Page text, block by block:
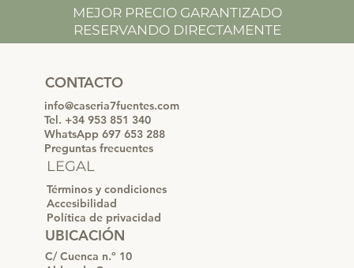
MEJOR PRECIO GARANTIZADO
RESERVANDO DIRECTAMENTE
CONTACTO
Tel. +34 953 851 340
info@caseria7fuentes.com
WhatsApp 697 653 288
Preguntas frecuentes
LEGAL
Términos y condiciones
Accesibilidad
Política de privacidad
UBICACIÓN
C/ Cuenca n.º 10